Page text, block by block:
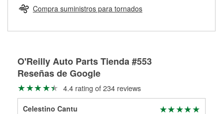
Más información sobre el Programa de Préstamo de
medirán tus tambores o discos para determinar si pueden
ser rectificados con seguridad. Si tus tambores o discos no
partes de reemplazo correctas para tu reparación.
Compra suministros para tornados
O'Reilly Auto Parts Tienda #553
Reseñas de Google
4.4 rating of 234 reviews
Celestino Cantu